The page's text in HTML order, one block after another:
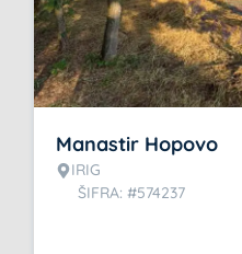
Manastir Hopovo
IRIG
ŠIFRA: #574237